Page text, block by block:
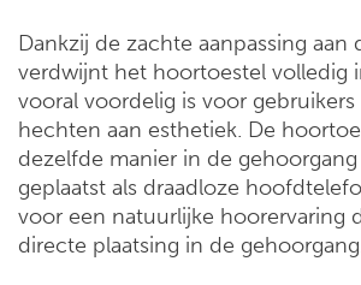
Dankzij de zachte aanpassing aan
verdwijnt het hoortoestel volledig
vooral voordelig is voor
hechten aan esthetiek. De
dezelfde manier in de
geplaatst als draadloze
voor een natuurlijke hoorervaring
directe plaatsing in de